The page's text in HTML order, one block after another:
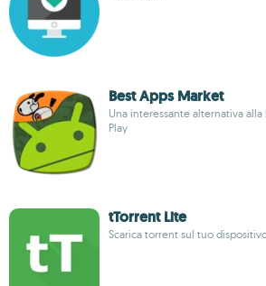
Best Apps Market
Una interessante alternativa
Play
tTorrent Lite
Scarica torrent sul tuo